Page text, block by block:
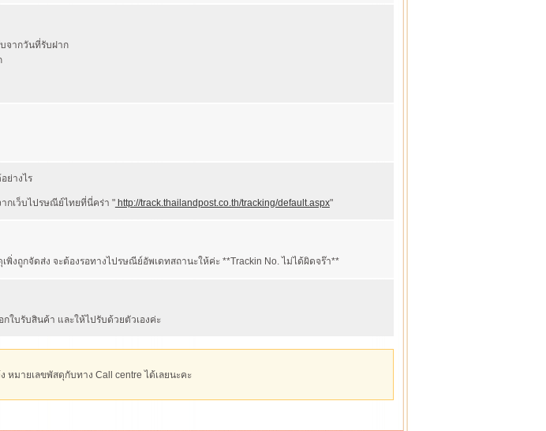
จากวันที่รับฝาก
ย่างไร
กเว็บไปรษณีย์ไทยที่นี่คร่า "http://track.thailandpost.co.th/tracking/default.aspx"
งถูกจัดส่ง จะต้องรอทางไปรษณีย์อัพเดทสถานะให้ค่ะ **Trackin No. ไม่ได้ผิดจร๊า**
ใบรับสินค้า และให้ไปรับด้วยตัวเองค่ะ
หมายเลขพัสดุกับทาง Call centre ได้เลยนะคะ